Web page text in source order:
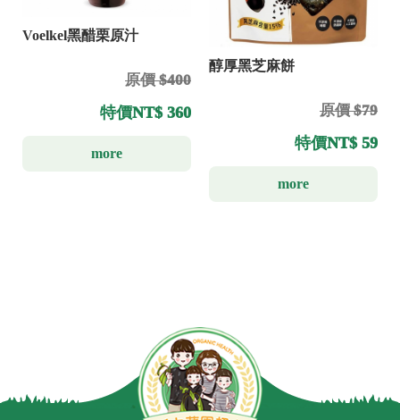
Voelkel黑醋栗原汁
原價 $400
特價NT$ 360
more
醇厚黑芝麻餅
原價 $79
特價NT$ 59
more